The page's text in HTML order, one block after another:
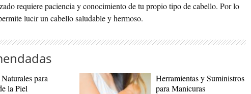
requiere paciencia y conocimiento de tu propio tipo de cabello. Por lo
lucir un cabello saludable y hermoso.
para
la Piel
Herramientas y Suministros
para Manicuras